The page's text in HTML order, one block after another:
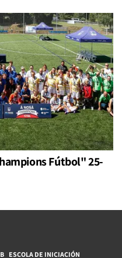
Fútbol" 25-
ESCOLA DE INICIACIÓN